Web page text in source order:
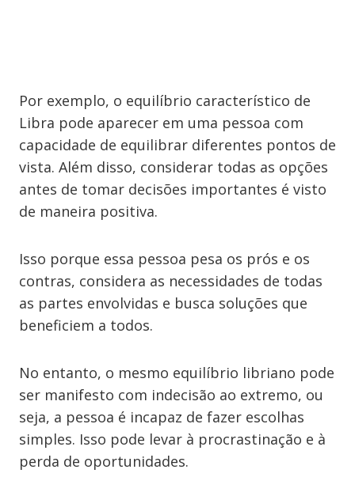
Por exemplo, o equilíbrio característico de
Libra pode aparecer em uma pessoa com
capacidade de equilibrar diferentes pontos de
vista. Além disso, considerar todas as opções
antes de tomar decisões importantes é visto
de maneira positiva.
Isso porque essa pessoa pesa os prós e os
contras, considera as necessidades de todas
as partes envolvidas e busca soluções que
beneficiem a todos.
No entanto, o mesmo equilíbrio libriano pode
ser manifesto com indecisão ao extremo, ou
seja, a pessoa é incapaz de fazer escolhas
simples. Isso pode levar à procrastinação e à
perda de oportunidades.